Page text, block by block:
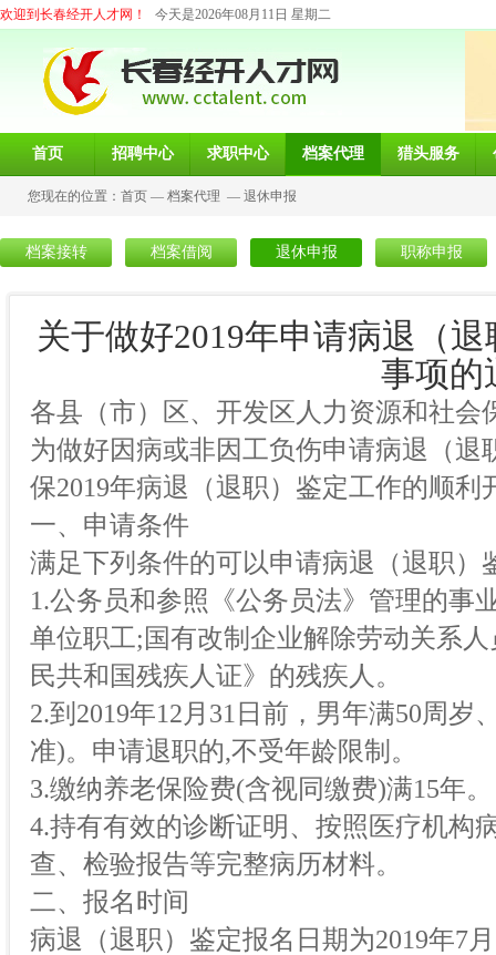
欢迎到长春经开人才网！ 今天是2026年08月11日 星期二
首页 招聘中心 求职中心 档案代理 猎头服务
您现在的位置： 首页 — 档案代理 — 退休申报
档案接转 档案借阅 退休申报 职称申报
关于做好2019年申请病退（
事项的
各县（市）区、开发区人力资源和社会
为做好因病或非因工负伤申请病退（
保2019年病退（退职）鉴定工作的顺
一、申请条件
满足下列条件的可以申请病退（退职）
1.公务员和参照《公务员法》管理的事
单位职工;国有改制企业解除劳动关系
民共和国残疾人证》的残疾人。
2.到2019年12月31日前，男年满50周
准)。申请退职的,不受年龄限制。
3.缴纳养老保险费(含视同缴费)满15年。
4.持有有效的诊断证明、按照医疗机构
查、检验报告等完整病历材料。
二、报名时间
病退（退职）鉴定报名日期为2019年7